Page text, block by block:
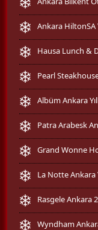
Ankara HiltonSA
Hausa Lunch &
Pearl
Albüm Ankara
Patra Arabesk
Grand Wonne
La Notte Ankara
Rasgele Ankara
Wyndham